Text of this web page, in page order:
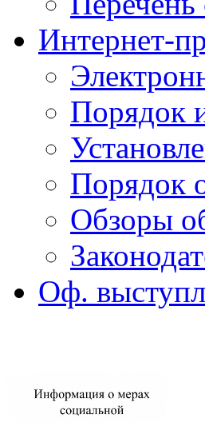
Интернет-
Порядок
Порядок
Обзоры
Оф.